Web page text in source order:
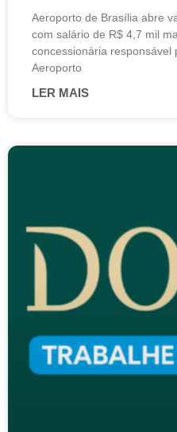
Aeroporto de Brasília abre
com salário de R$ 4,7 mil
concessionária responsável
Aeroporto
LER MAIS